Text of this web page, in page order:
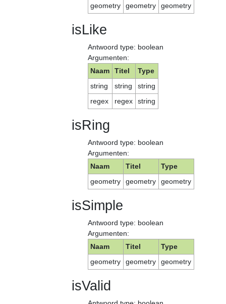
geometry
geometry geometry
isLike
Antwoord type: boolean
Argumenten:
Naam
Titel
Type
string
string
string
regex
regex string
isRing
Antwoord type: boolean
Argumenten:
Naam
Titel
Type
geometry
geometry geometry
isSimple
Antwoord type: boolean
Argumenten:
Naam
Titel
Type
geometry
geometry geometry
isValid